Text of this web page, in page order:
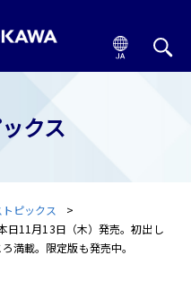
クス
ピックス
日11月13日（木）発売。初出し
満載。限定版も発売中。